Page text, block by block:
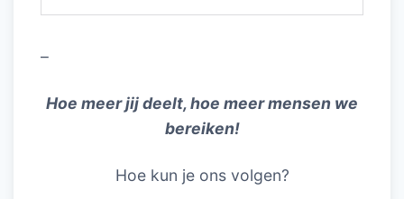
–
Hoe meer jij deelt, hoe meer mensen we
bereiken!
Hoe kun je ons volgen?